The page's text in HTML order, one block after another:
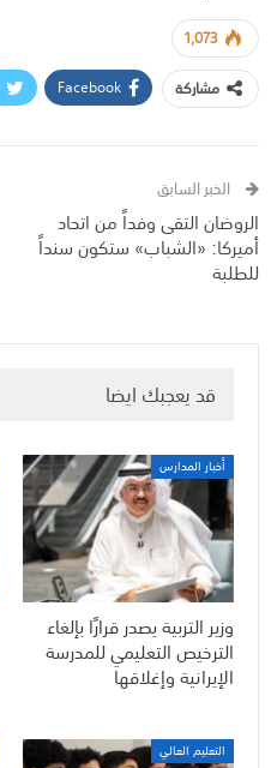
1,073
مشاركة
Facebook
الخبر السابق
الروضان التقى وفداً من اتحاد
أميركا: «الشباب» ستكون سنداً
للطلبة
قد يعجبك ايضا
أخبار المدارس
وزير التربية يصدر قرارًا بإلغاء
الترخيص التعليمي للمدرسة
الإيرانية وإغلاقها
التعليم العالي